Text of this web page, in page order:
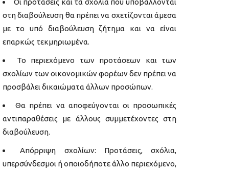
Οι προτάσεις και τα σχόλια που υποβάλλονται
στη διαβούλευση θα πρέπει να σχετίζονται άμεσα
με το υπό διαβούλευση ζήτημα και να είναι
επαρκώς τεκμηριωμένα.
Το περιεχόμενο των προτάσεων και των
σχολίων των οικονομικών φορέων δεν πρέπει να
προσβάλει δικαιώματα άλλων προσώπων.
Θα πρέπει να αποφεύγονται οι προσωπικές
αντιπαραθέσεις με άλλους συμμετέχοντες στη
διαβούλευση.
Απόρριψη σχολίων: Προτάσεις, σχόλια,
υπερσύνδεσμοι ή οποιοδήποτε άλλο περιεχόμενο,